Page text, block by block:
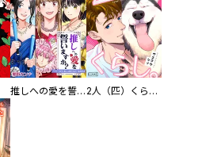
推しへの愛を誓いますか？～アラサー女子、推しは逃げぬが人生逃げる～ 2人（匹）くらし。